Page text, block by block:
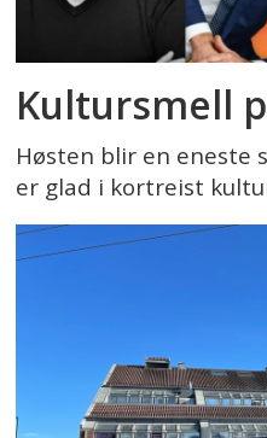
Kultursmell
Høsten blir en eneste
er glad i kortreist